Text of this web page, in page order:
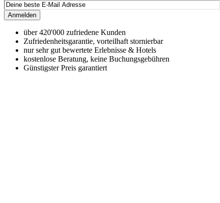
Anmelden
über 420'000 zufriedene Kunden
Zufriedenheitsgarantie, vorteilhaft stornierbar
nur sehr gut bewertete Erlebnisse & Hotels
kostenlose Beratung, keine Buchungsgebühren
Günstigster Preis garantiert